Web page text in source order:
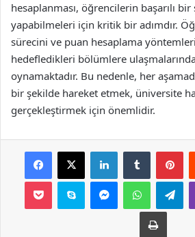
hesaplanması, öğrencilerin başarılı
yapabilmeleri için kritik bir adımdır.
sürecini ve puan hesaplama
hedefledikleri bölümlere
oynamaktadır. Bu nedenle, her
bir şekilde hareket etmek, üniversite
gerçekleştirmek için önemlidir.
Facebook
X LinkedInTumblr
Pocket Skype MessengerWhatsApp
Yazdır